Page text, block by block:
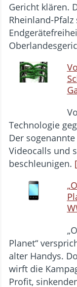
Gericht klären.
Rheinland-
Technologie
Der
Videocalls und
beschleunigen.
Planet“
alter Handys.
wirft die
Profit,